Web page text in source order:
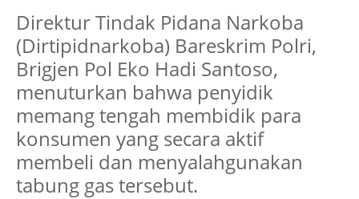
Direktur Tindak Pidana Narkoba
(Dirtipidnarkoba) Bareskrim Polri,
Brigjen Pol Eko Hadi Santoso,
menuturkan bahwa penyidik
memang tengah membidik para
konsumen yang secara aktif
membeli dan menyalahgunakan
tabung gas tersebut.